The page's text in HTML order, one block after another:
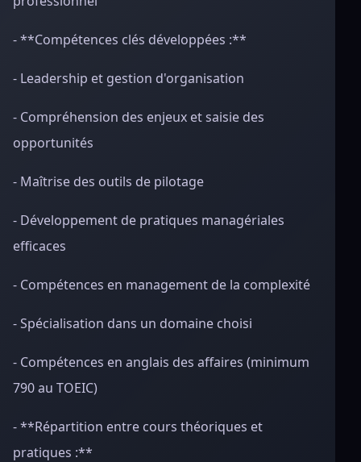
- **Compétences clés développées :**
- Leadership et gestion d'organisation
- Compréhension des enjeux et saisie des
opportunités
- Maîtrise des outils de pilotage
- Développement de pratiques managériales
efficaces
- Compétences en management de la complexité
- Spécialisation dans un domaine choisi
- Compétences en anglais des affaires (minimum
790 au TOEIC)
- **Répartition entre cours théoriques et
pratiques :**